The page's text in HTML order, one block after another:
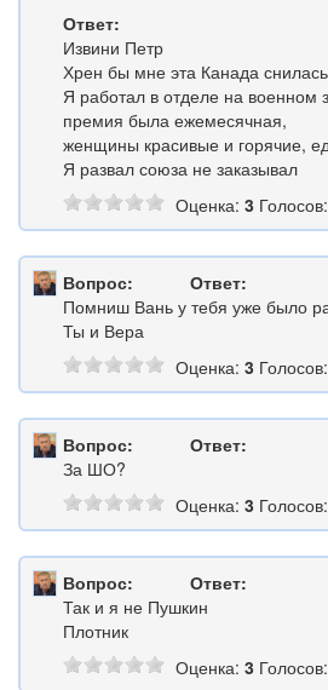
Ответ:
Извини Петр
Хрен бы мне эта Канада
Я работал в отделе на военном
премия была ежемесячная,
женщины красивые и горячие,
Я развал союза не заказывал
Оценка: 3 Голосов:
Вопрос:
Ответ:
Помниш Вань у тебя уже было
Ты и Вера
Оценка: 3 Голосов:
Вопрос:
Ответ:
За ШО?
Оценка: 3 Голосов:
Вопрос:
Ответ:
Так и я не Пушкин
Плотник
Оценка: 3 Голосов: